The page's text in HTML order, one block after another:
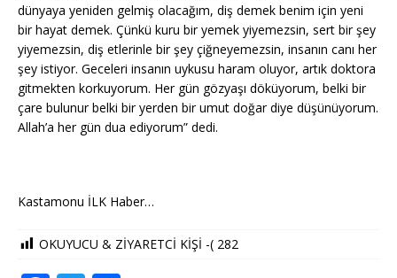
dünyaya yeniden gelmiş olacağım, diş demek benim için yeni
bir hayat demek. Çünkü kuru bir yemek yiyemezsin, sert bir şey
yiyemezsin, diş etlerinle bir şey çiğneyemezsin, insanın canı her
şey istiyor. Geceleri insanın uykusu haram oluyor, artık doktora
gitmekten korkuyorum. Her gün gözyaşı döküyorum, belki bir
çare bulunur belki bir yerden bir umut doğar diye düşünüyorum.
Allah’a her gün dua ediyorum” dedi.
Kastamonu İLK Haber…
OKUYUCU & ZİYARETCİ KİŞİ -( 282